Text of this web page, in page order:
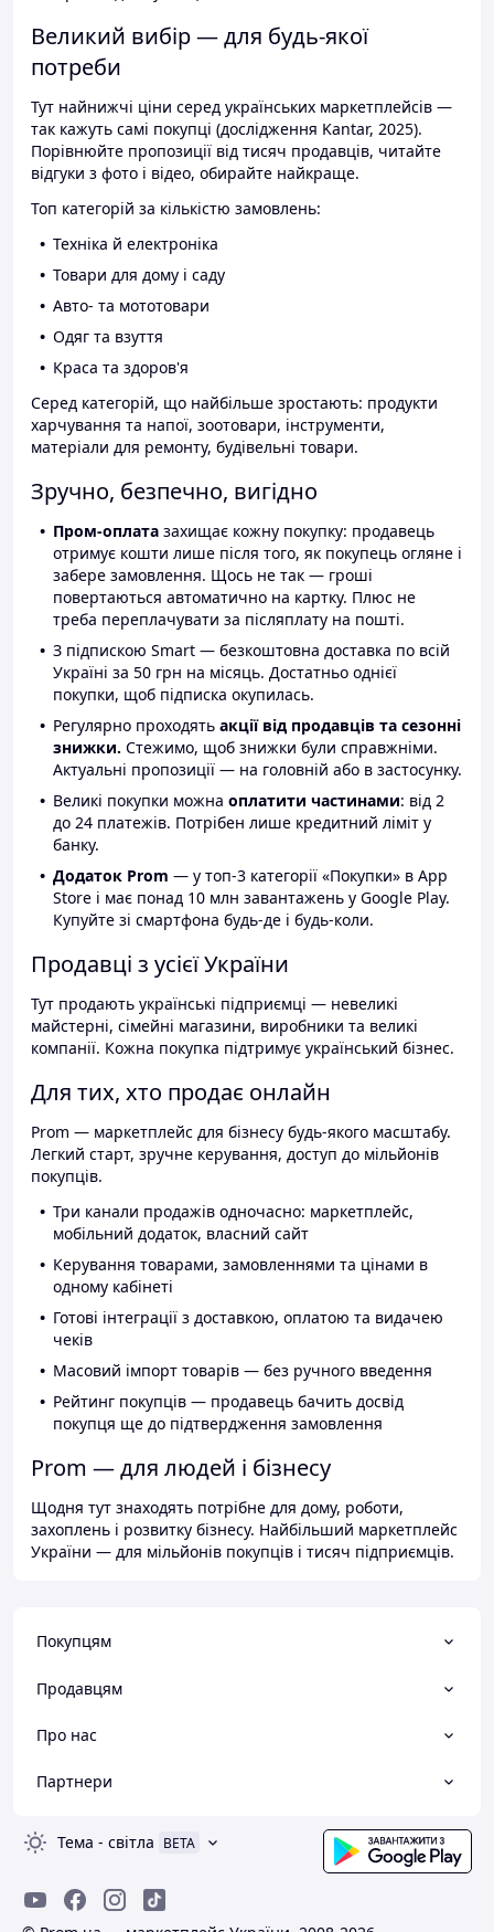
Великий вибір — для будь-якої
потреби
Тут найнижчі ціни серед українських маркетплейсів —
так кажуть самі покупці (дослідження Kantar, 2025).
Порівнюйте пропозиції від тисяч продавців, читайте
відгуки з фото і відео, обирайте найкраще.
Топ категорій за кількістю замовлень:
Техніка й електроніка
Товари для дому і саду
Авто- та мототовари
Одяг та взуття
Краса та здоров'я
Серед категорій, що найбільше зростають: продукти
харчування та напої, зоотовари, інструменти,
матеріали для ремонту, будівельні товари.
Зручно, безпечно, вигідно
Пром-оплата захищає кожну покупку: продавець
отримує кошти лише після того, як покупець огляне і
забере замовлення. Щось не так — гроші
повертаються автоматично на картку. Плюс не
треба переплачувати за післяплату на пошті.
З підпискою Smart — безкоштовна доставка по всій
Україні за 50 грн на місяць. Достатньо однієї
покупки, щоб підписка окупилась.
Регулярно проходять акції від продавців та сезонні
знижки. Стежимо, щоб знижки були справжніми.
Актуальні пропозиції — на головній або в застосунку.
Великі покупки можна оплатити частинами: від 2
до 24 платежів. Потрібен лише кредитний ліміт у
банку.
Додаток Prom — у топ-3 категорії «Покупки» в App
Store і має понад 10 млн завантажень у Google Play.
Купуйте зі смартфона будь-де і будь-коли.
Продавці з усієї України
Тут продають українські підприємці — невеликі
майстерні, сімейні магазини, виробники та великі
компанії. Кожна покупка підтримує український бізнес.
Для тих, хто продає онлайн
Prom — маркетплейс для бізнесу будь-якого масштабу.
Легкий старт, зручне керування, доступ до мільйонів
покупців.
Три канали продажів одночасно: маркетплейс,
мобільний додаток, власний сайт
Керування товарами, замовленнями та цінами в
одному кабінеті
Готові інтеграції з доставкою, оплатою та видачею
чеків
Масовий імпорт товарів — без ручного введення
Рейтинг покупців — продавець бачить досвід
покупця ще до підтвердження замовлення
Prom — для людей і бізнесу
Щодня тут знаходять потрібне для дому, роботи,
захоплень і розвитку бізнесу. Найбільший маркетплейс
України — для мільйонів покупців і тисяч підприємців.
Покупцям
Продавцям
Про нас
Партнери
Тема - світла BETA